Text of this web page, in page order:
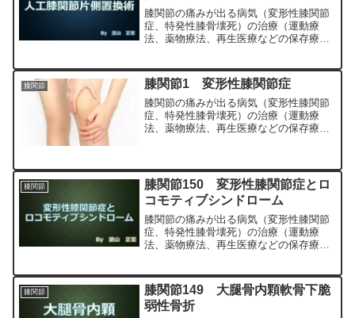
膝関節の痛みが出る病気（変形性膝関節
症、特発性膝骨壊死）の治療（運動療
法、薬物療法、再生医療などの保存療
専門医（人工関節手術を専門）の塗山正
宏が色々と説明します。
膝関節 膝関節1 変形性膝関節症
膝関節の痛みが出る病気（変形性膝関節
症、特発性膝骨壊死）の治療（運動療
法、薬物療法、再生医療などの保存療
専門医（人工関節手術を専門）の塗山正
宏が色々と説明します。
膝関節
膝関節150 変形性膝関節症とロ
コモティブシンドローム
膝関節の痛みが出る病気（変形性膝関節
症、特発性膝骨壊死）の治療（運動療
法、薬物療法、再生医療などの保存療
専門医（人工関節手術を専門）の塗山正
宏が色々と説明します。
膝関節
膝関節149 大腿骨内顆軟骨下脆
弱性骨折